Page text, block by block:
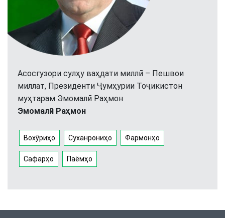
Асосгузори сулҳу ваҳдати миллӣ – Пешвои
миллат, Президенти Ҷумҳурии Тоҷикистон
муҳтарам Эмомалӣ Раҳмон
Эмомалӣ Раҳмон
Вохӯриҳо Суханрониҳо Фармонҳо
Сафарҳо Паёмҳо